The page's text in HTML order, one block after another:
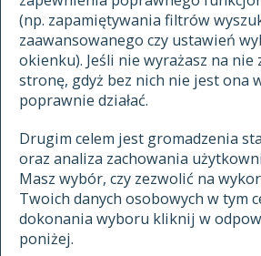
(np. zapamiętywania filtrów
zaawansowanego czy ustawień
okienku). Jeśli nie wyrażasz na nie
stronę, gdyż bez nich nie jest ona
poprawnie działać.
Drugim celem jest gromadzenia
oraz analiza zachowania
Masz wybór, czy zezwolić na
Twoich danych osobowych w tym
dokonania wyboru kliknij w
poniżej.
zasady opracowania
statystyki
najnowsze hasła
ostatnio zmodyfikowane hasła
materiały archiwalne
cytowanie
kontakt
znajdź hasła
zaczynające się od